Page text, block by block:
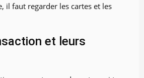
il faut regarder les cartes et les
et leurs